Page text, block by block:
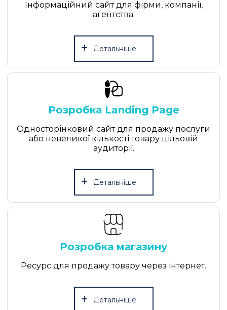
Інформаційний сайт для фірми, компанії,
агентства.
Детальніше
Розробка Landing Page
Односторінковий сайт для продажу послуги
або невеликої кількості товару цільовій
аудиторії.
Детальніше
Розробка магазину
Ресурс для продажу товару через інтернет.
Детальніше